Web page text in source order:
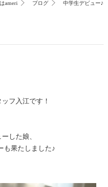
ameri ブログ 中学生デビュー♪
フ入江です！
した娘、
も果たしました♪